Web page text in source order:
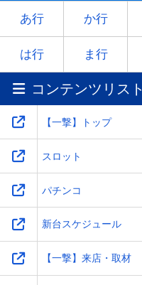
ヤ -
ラ リ
ワ -
あ行 か行
は行 ま行
コンテンツリスト
【一撃】トップ
スロット
パチンコ
新台スケジュール
【一撃】来店・取材